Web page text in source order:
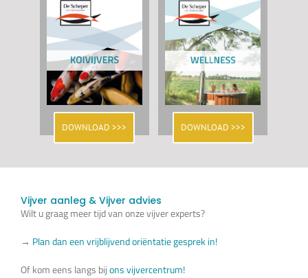
DOWNLOAD >>> DOWNLOAD >>>
Vijver aanleg & Vijver advies
Wilt u graag meer tijd van onze vijver experts?
→ Plan dan een vrijblijvend oriëntatie gesprek in!
Of kom eens langs bijons vijvercentrum!